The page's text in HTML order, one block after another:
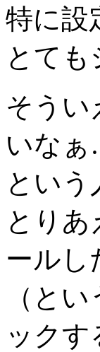
特に設
とて
そうい
いな
とい
とり
ールし
（と
ック